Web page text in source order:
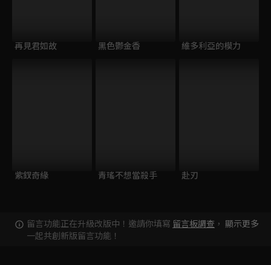
再見君如故 黑色鬱金香 維多利亞的模力
紫釵奇緣 青瑤不想當殺手 赴刃
留言功能正在升級改版中！邀請你填寫 留言板調查 ，
一起共創新版留言功能！
顯示更多